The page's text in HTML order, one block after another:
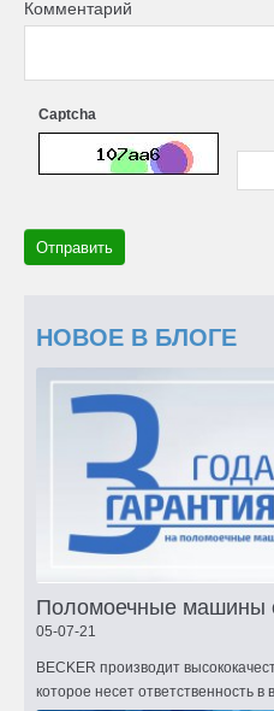
Комментарий
Captcha
Отправить
НОВОЕ В БЛОГЕ
Поломоечные машины
05-07-21
BECKER производит
которое несет ответственность в